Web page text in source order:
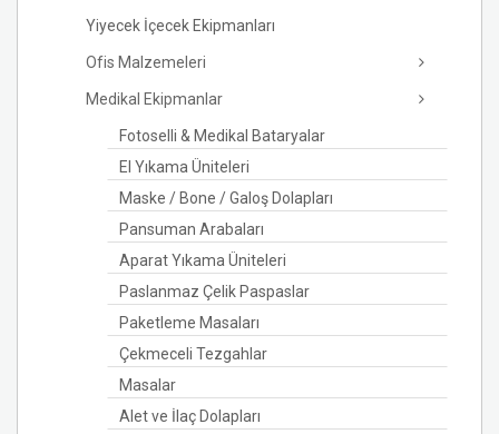
Yiyecek İçecek Ekipmanları
Ofis Malzemeleri
Medikal Ekipmanlar
Fotoselli & Medikal Bataryalar
El Yıkama Üniteleri
Maske / Bone / Galoş Dolapları
Pansuman Arabaları
Aparat Yıkama Üniteleri
Paslanmaz Çelik Paspaslar
Paketleme Masaları
Çekmeceli Tezgahlar
Masalar
Alet ve İlaç Dolapları